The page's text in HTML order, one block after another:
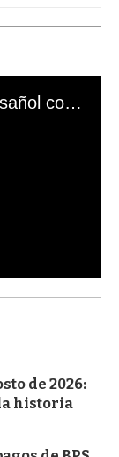
El mal momento de Yanina Gasañol con un hincha argentino en "Subrayado"
de 2026:
historia